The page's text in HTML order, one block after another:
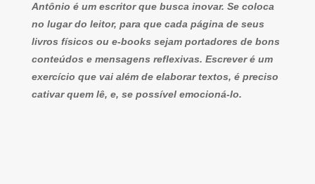
Antônio é um escritor que busca inovar. Se coloca
no lugar do leitor, para que cada página de seus
livros físicos ou e-books sejam portadores de bons
conteúdos e mensagens reflexivas. Escrever é um
exercício que vai além de elaborar textos, é preciso
cativar quem lê, e, se possível emocioná-lo.